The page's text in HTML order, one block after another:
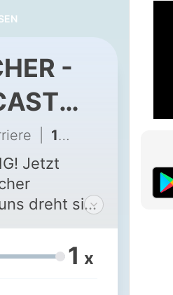
-
138 - Folge #79 - Diensthundewesen bei der Polizei Hessen: Mythos vs. Realität
Jetzt
Cops
ist das
1 x